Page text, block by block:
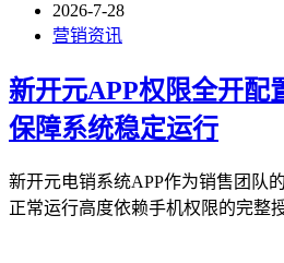
2026-7-28
营销资讯
新开元APP权限全开配
保障系统稳定运行
新开元电销系统APP作为销售团队
正常运行高度依赖手机权限的完整